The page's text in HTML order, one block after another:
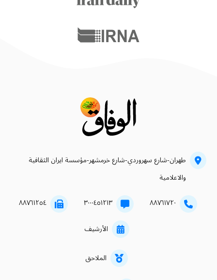
طهران-شارع سهروردي-شارع خرمشهر-مؤسسة ايران الثقافية
والاعلامية
۸۸۷٦۱۷۲۰ ۳۰۰۰٤٥۱۲۱۳ ۸۸۷٦۱۲٥٤
الأرشيف
الملاحق